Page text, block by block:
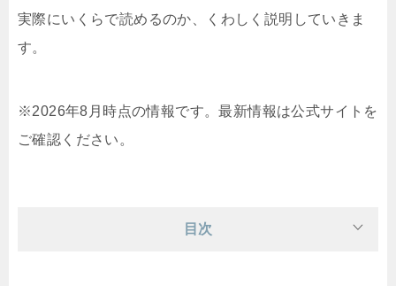
実際にいくらで読めるのか、くわしく説明していきま
す。
※2026年8月時点の情報です。最新情報は公式サイトを
ご確認ください。
目次